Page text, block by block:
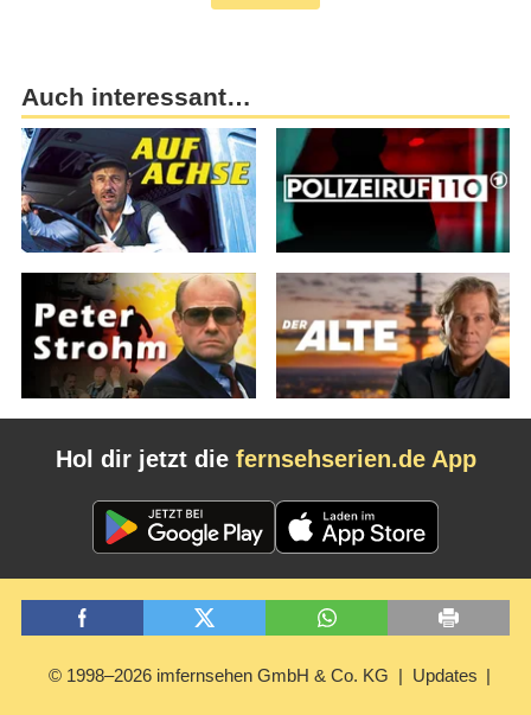
Auch interessant…
Hol dir jetzt die fernsehserien.de App
© 1998–2026 imfernsehen GmbH & Co. KG Updates